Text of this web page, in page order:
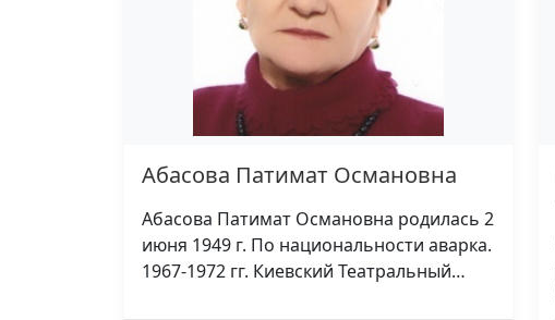
Абасова Патимат Османовна
Абасова Патимат Османовна родилась 2
июня 1949 г. По национальности аварка.
1967-1972 гг. Киевский Театральный…